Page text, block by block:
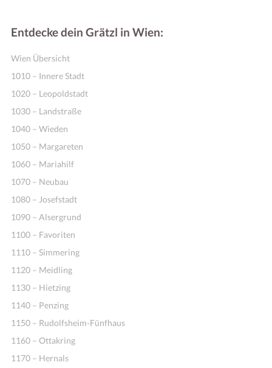
Entdecke dein Grätzl in Wien:
Wien Übersicht
1010 – Innere Stadt
1020 – Leopoldstadt
1030 – Landstraße
1040 – Wieden
1050 – Margareten
1060 – Mariahilf
1070 – Neubau
1080 – Josefstadt
1090 – Alsergrund
1100 – Favoriten
1110 – Simmering
1120 – Meidling
1130 – Hietzing
1140 – Penzing
1150 – Rudolfsheim-Fünfhaus
1160 – Ottakring
1170 – Hernals